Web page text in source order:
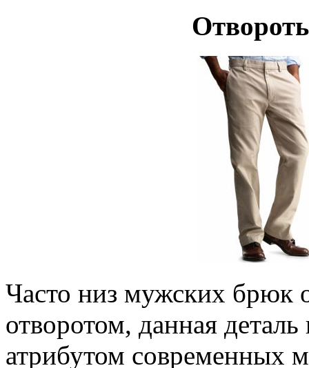
Часто низ мужских
отворотом, данная
атрибутом современных